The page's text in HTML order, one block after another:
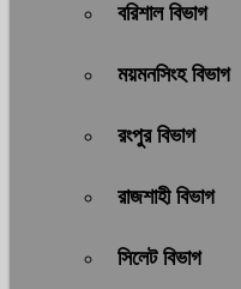
বরিশাল বিভাগ
ময়মনসিংহ বিভাগ
রংপুর বিভাগ
রাজশাহী বিভাগ
সিলেট বিভাগ